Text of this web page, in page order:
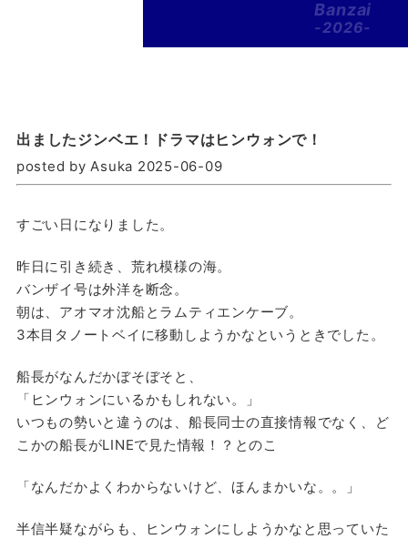
Banzai
-2026-
出ましたジンベエ！ドラマはヒンウォンで！
posted by Asuka 2025-06-09
すごい日になりました。
昨日に引き続き、荒れ模様の海。
バンザイ号は外洋を断念。
朝は、アオマオ沈船とラムティエンケーブ。
3本目タノートベイに移動しようかなというときでした。
船長がなんだかぼそぼそと、
「ヒンウォンにいるかもしれない。」
いつもの勢いと違うのは、船長同士の直接情報でなく、ど
こかの船長がLINEで見た情報！？とのこ
「なんだかよくわからないけど、ほんまかいな。。」
半信半疑ながらも、ヒンウォンにしようかなと思っていた